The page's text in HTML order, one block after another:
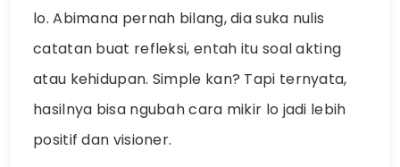
lo. Abimana pernah bilang, dia suka nulis
catatan buat refleksi, entah itu soal akting
atau kehidupan. Simple kan? Tapi ternyata,
hasilnya bisa ngubah cara mikir lo jadi lebih
positif dan visioner.